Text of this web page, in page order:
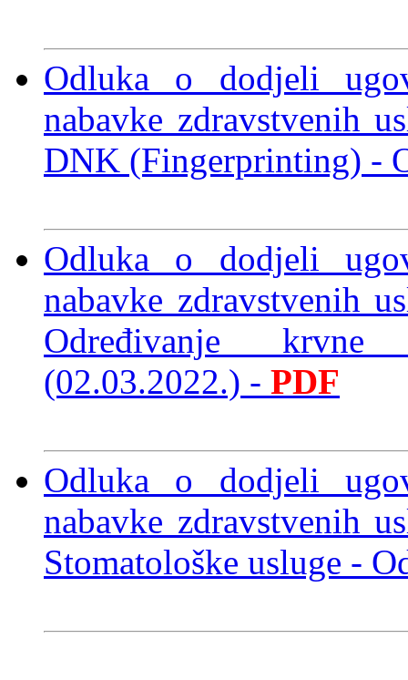
Odluka o dodjeli
nabavke zdravstvenih
DNK (Fingerprinting) -
Odluka o dodjeli
nabavke zdravstvenih
Određivanje
(02.03.2022.) - PDF
Odluka o dodjeli
nabavke zdravstvenih
Stomatološke usluge -